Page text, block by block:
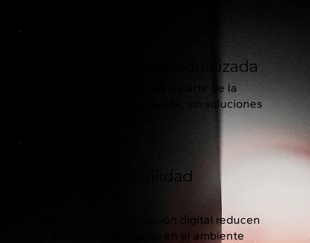
Planificación individualizada
Cada caso se desarrolla a partir de la
anatomía real del paciente, sin soluciones
Mayor previsibilidad
El molde y la planificación digital reducen
el margen de improviso en el ambiente